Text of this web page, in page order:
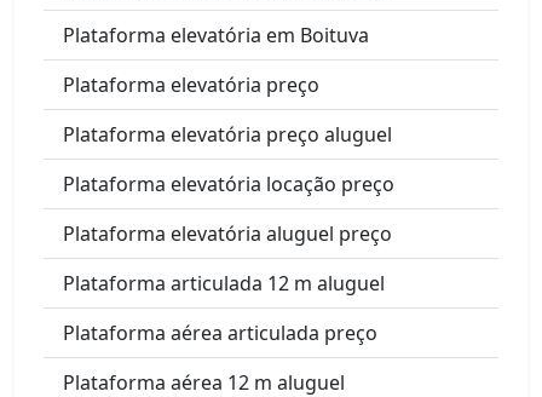
Plataforma elevatória em Boituva
Plataforma elevatória preço
Plataforma elevatória preço aluguel
Plataforma elevatória locação preço
Plataforma elevatória aluguel preço
Plataforma articulada 12 m aluguel
Plataforma aérea articulada preço
Plataforma aérea 12 m aluguel